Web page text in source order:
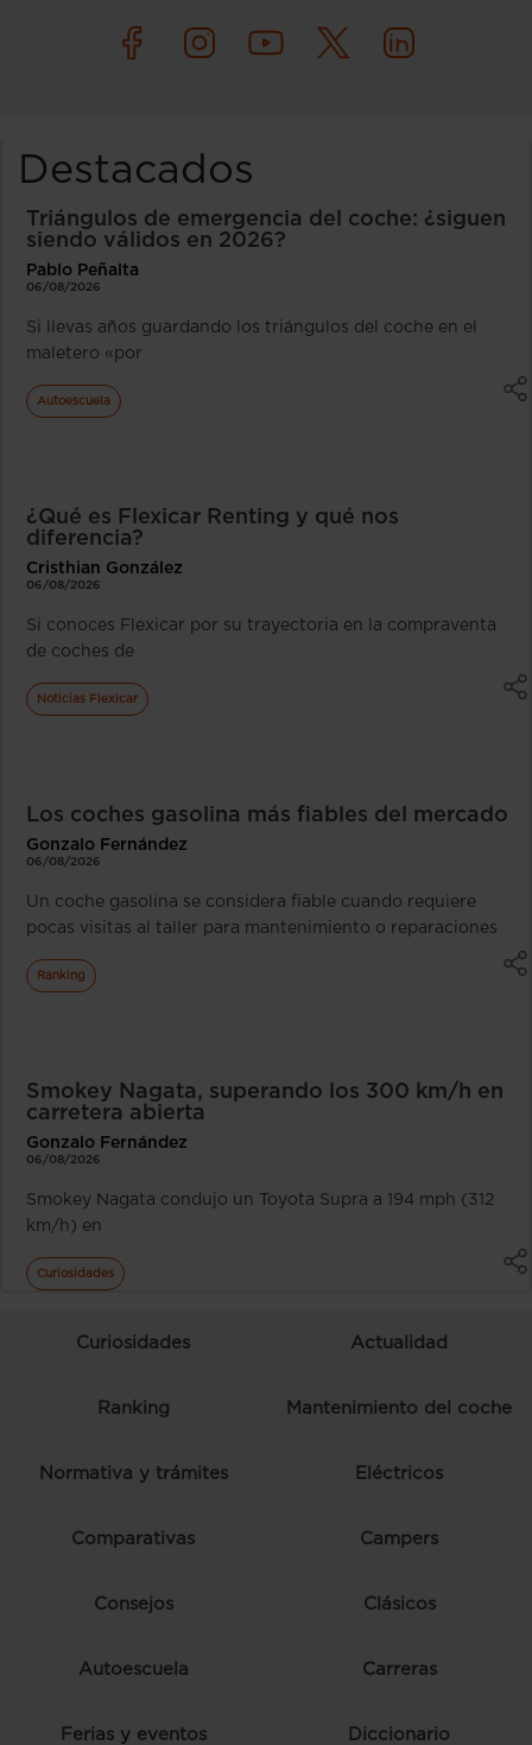
Destacados
Triángulos de emergencia del coche: ¿siguen
siendo válidos en 2026?
Pablo Peñalta
06/08/2026
Si llevas años guardando los triángulos del coche en el
maletero «por
Autoescuela
¿Qué es Flexicar Renting y qué nos
diferencia?
Cristhian González
06/08/2026
Si conoces Flexicar por su trayectoria en la compraventa
de coches de
Noticias Flexicar
Los coches gasolina más fiables del mercado
Gonzalo Fernández
06/08/2026
Un coche gasolina se considera fiable cuando requiere
pocas visitas al taller para mantenimiento o reparaciones
Ranking
Smokey Nagata, superando los 300 km/h en
carretera abierta
Gonzalo Fernández
06/08/2026
Smokey Nagata condujo un Toyota Supra a 194 mph (312
km/h) en
Curiosidades
Curiosidades Actualidad
Ranking Mantenimiento del coche
Normativa y trámites Eléctricos
Comparativas Campers
Consejos Clásicos
Autoescuela Carreras
Ferias y eventos Diccionario